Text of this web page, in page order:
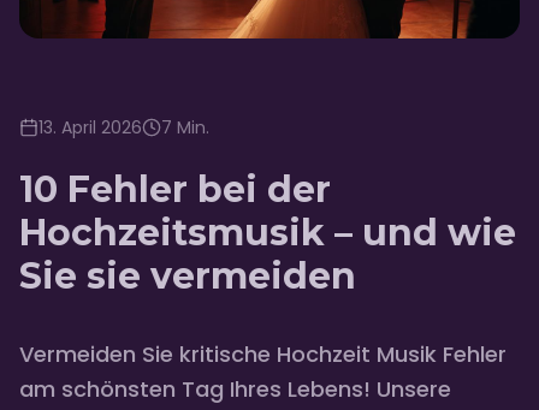
13. April 2026 7 Min.
10 Fehler bei der
Hochzeitsmusik – und wie
Sie sie vermeiden
Vermeiden Sie kritische Hochzeit Musik Fehler
am schönsten Tag Ihres Lebens! Unsere